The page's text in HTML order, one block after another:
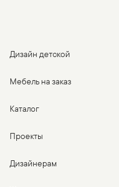
Дизайн детской
Мебель на заказ
Каталог
Проекты
Дизайнерам